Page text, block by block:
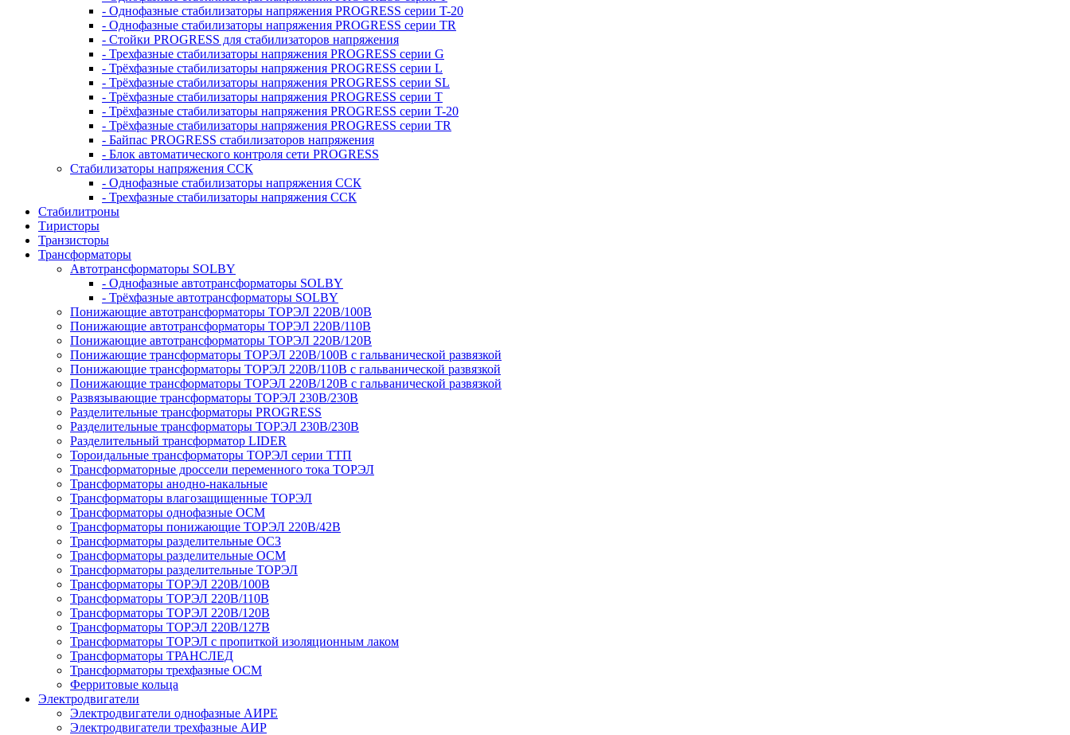
- Однофазные стабилизаторы напряжения PROGRESS серии T-20
- Однофазные стабилизаторы напряжения PROGRESS серии TR
- Стойки PROGRESS для стабилизаторов напряжения
- Трехфазные стабилизаторы напряжения PROGRESS серии G
- Трёхфазные стабилизаторы напряжения PROGRESS серии L
- Трёхфазные стабилизаторы напряжения PROGRESS серии SL
- Трёхфазные стабилизаторы напряжения PROGRESS серии T
- Трёхфазные стабилизаторы напряжения PROGRESS серии T-20
- Трёхфазные стабилизаторы напряжения PROGRESS серии TR
- Байпас PROGRESS стабилизаторов напряжения
- Блок автоматического контроля сети PROGRESS
Стабилизаторы напряжения ССК
- Однофазные стабилизаторы напряжения ССК
- Трехфазные стабилизаторы напряжения ССК
Стабилитроны
Тиристоры
Транзисторы
Трансформаторы
Автотрансформаторы SOLBY
- Однофазные автотрансформаторы SOLBY
- Трёхфазные автотрансформаторы SOLBY
Понижающие автотрансформаторы ТОРЭЛ 220В/100В
Понижающие автотрансформаторы ТОРЭЛ 220В/110В
Понижающие автотрансформаторы ТОРЭЛ 220В/120В
Понижающие трансформаторы ТОРЭЛ 220В/100В с гальванической развязкой
Понижающие трансформаторы ТОРЭЛ 220В/110В с гальванической развязкой
Понижающие трансформаторы ТОРЭЛ 220В/120В с гальванической развязкой
Развязывающие трансформаторы ТОРЭЛ 230В/230В
Разделительные трансформаторы PROGRESS
Разделительные трансформаторы ТОРЭЛ 230В/230В
Разделительный трансформатор LIDER
Тороидальные трансформаторы ТОРЭЛ серии ТТП
Трансформаторные дроссели переменного тока ТОРЭЛ
Трансформаторы анодно-накальные
Трансформаторы влагозащищенные ТОРЭЛ
Трансформаторы однофазные ОСМ
Трансформаторы понижающие ТОРЭЛ 220В/42В
Трансформаторы разделительные ОСЗ
Трансформаторы разделительные ОСМ
Трансформаторы разделительные ТОРЭЛ
Трансформаторы ТОРЭЛ 220В/100В
Трансформаторы ТОРЭЛ 220В/110В
Трансформаторы ТОРЭЛ 220В/120В
Трансформаторы ТОРЭЛ 220В/127В
Трансформаторы ТОРЭЛ с пропиткой изоляционным лаком
Трансформаторы ТРАНСЛЕД
Трансформаторы трехфазные ОСМ
Ферритовые кольца
Электродвигатели
Электродвигатели однофазные АИРЕ
Электродвигатели трехфазные АИР